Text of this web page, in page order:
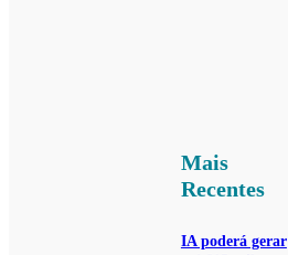
Mais
Recentes
IA poderá gerar